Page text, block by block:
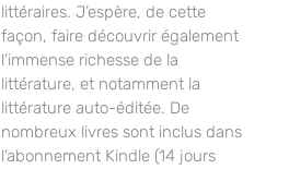
littéraires. J’espère, de cette
façon, faire découvrir également
l’immense richesse de la
littérature, et notamment la
littérature auto-éditée. De
nombreux livres sont inclus dans
l’abonnement Kindle (14 jours